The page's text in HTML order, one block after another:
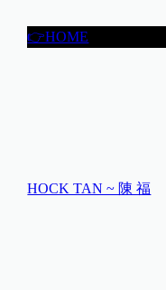
👉HOME
HOCK TAN ~ 陳 福